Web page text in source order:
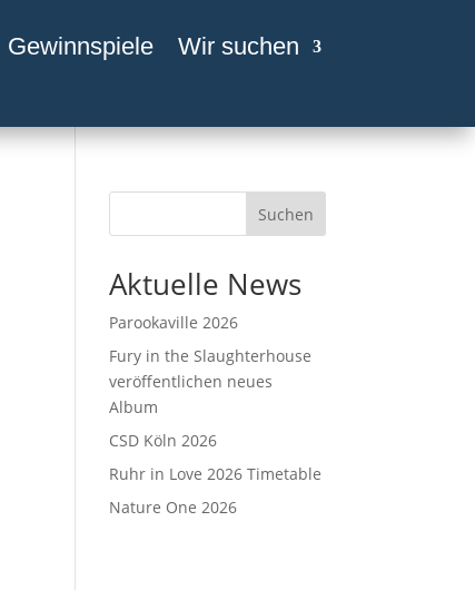
Gewinnspiele
Wir suchen
Suchen
Aktuelle News
Parookaville 2026
Fury in the Slaughterhouse
veröffentlichen neues
Album
CSD Köln 2026
Ruhr in Love 2026 Timetable
Nature One 2026